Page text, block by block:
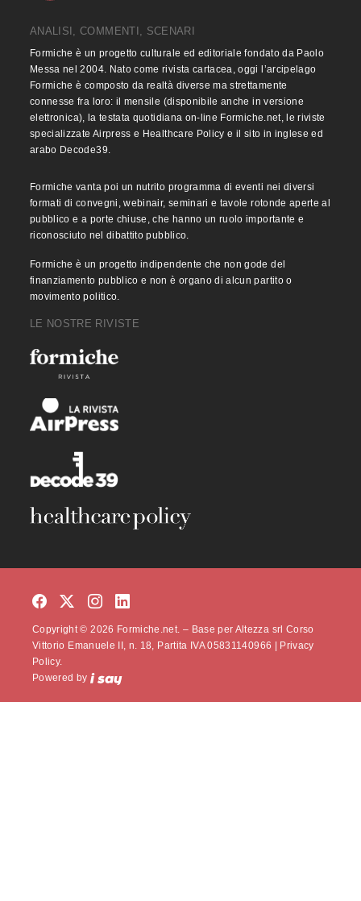
ANALISI, COMMENTI, SCENARI
Formiche è un progetto culturale ed editoriale fondato da Paolo
Messa nel 2004. Nato come rivista cartacea, oggi l’arcipelago
Formiche è composto da realtà diverse ma strettamente
connesse fra loro: il mensile (disponibile anche in versione
elettronica), la testata quotidiana on-line Formiche.net, le riviste
specializzate Airpress e Healthcare Policy e il sito in inglese ed
arabo Decode39.
Formiche vanta poi un nutrito programma di eventi nei diversi
formati di convegni, webinair, seminari e tavole rotonde aperte al
pubblico e a porte chiuse, che hanno un ruolo importante e
riconosciuto nel dibattito pubblico.
Formiche è un progetto indipendente che non gode del
finanziamento pubblico e non è organo di alcun partito o
movimento politico.
LE NOSTRE RIVISTE
Copyright © 2026 Formiche.net. – Base per Altezza srl Corso
Vittorio Emanuele II, n. 18, Partita IVA 05831140966 |
Privacy
Policy.
Powered by